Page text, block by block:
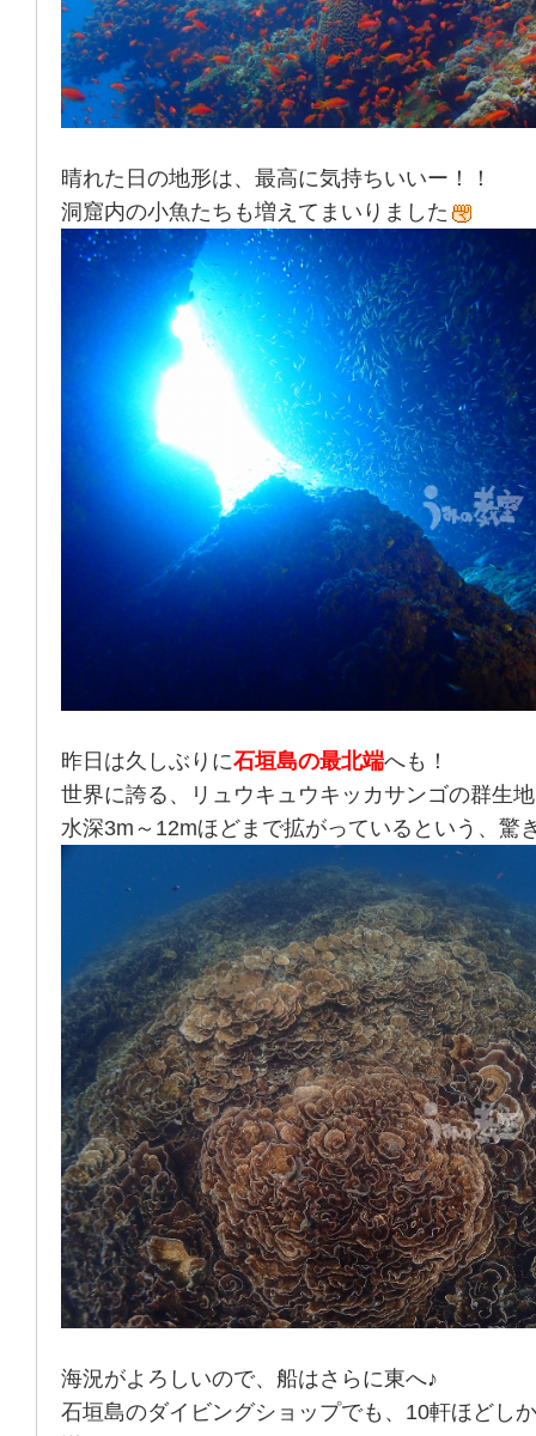
晴れた日の地形は、最高に気持ちいいー！！
洞窟内の小魚たちも増えてまいりました
昨日は久しぶりに石垣島の最北端へも！
世界に誇る、リュウキュウキッカサンゴの群生地
水深3m～12mほどまで拡がっているという、驚
海況がよろしいので、船はさらに東へ♪
石垣島のダイビングショップでも、10軒ほどし